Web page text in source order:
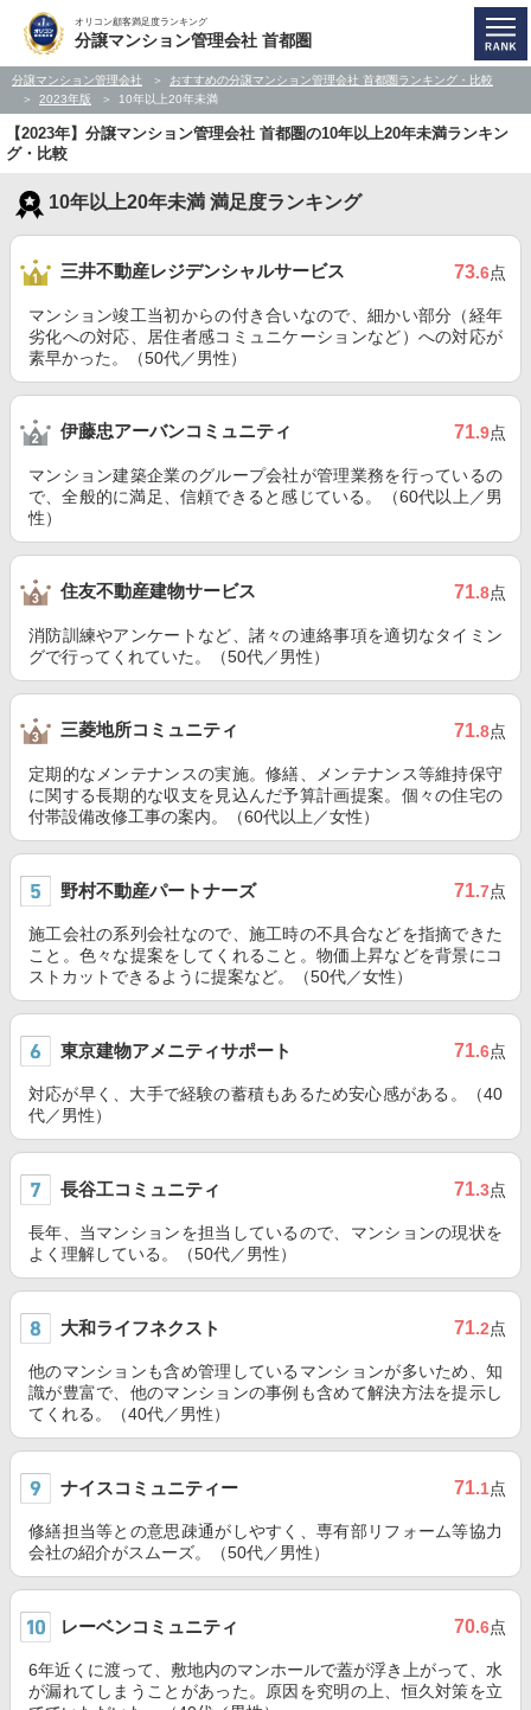
オリコン顧客満足度ランキング
分譲マンション管理会社 首都圏
分譲マンション管理会社
おすすめの分譲マンション管理会社 首都圏ランキング・比較
2023年版
10年以上20年未満
【2023年】分譲マンション管理会社 首都圏の10年以上20年未満ランキン
グ・比較
10年以上20年未満 満足度ランキング
三井不動産レジデンシャルサービス 73.6点
マンション竣工当初からの付き合いなので、細かい部分（経年
劣化への対応、居住者感コミュニケーションなど）への対応が
素早かった。（50代／男性）
伊藤忠アーバンコミュニティ 71.9点
マンション建築企業のグループ会社が管理業務を行っているの
で、全般的に満足、信頼できると感じている。（60代以上／男
性）
住友不動産建物サービス 71.8点
消防訓練やアンケートなど、諸々の連絡事項を適切なタイミン
グで行ってくれていた。（50代／男性）
三菱地所コミュニティ 71.8点
定期的なメンテナンスの実施。修繕、メンテナンス等維持保守
に関する長期的な収支を見込んだ予算計画提案。個々の住宅の
付帯設備改修工事の案内。（60代以上／女性）
野村不動産パートナーズ 71.7点
施工会社の系列会社なので、施工時の不具合などを指摘できた
こと。色々な提案をしてくれること。物価上昇などを背景にコ
ストカットできるように提案など。（50代／女性）
東京建物アメニティサポート 71.6点
対応が早く、大手で経験の蓄積もあるため安心感がある。（40
代／男性）
長谷工コミュニティ 71.3点
長年、当マンションを担当しているので、マンションの現状を
よく理解している。（50代／男性）
大和ライフネクスト 71.2点
他のマンションも含め管理しているマンションが多いため、知
識が豊富で、他のマンションの事例も含めて解決方法を提示し
てくれる。（40代／男性）
ナイスコミュニティー 71.1点
修繕担当等との意思疎通がしやすく、専有部リフォーム等協力
会社の紹介がスムーズ。（50代／男性）
レーベンコミュニティ 70.6点
6年近くに渡って、敷地内のマンホールで蓋が浮き上がって、水
が漏れてしまうことがあった。原因を究明の上、恒久対策を立